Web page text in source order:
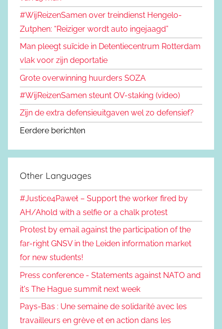
#WijReizenSamen over treindienst Hengelo-
Zutphen: “Reiziger wordt auto ingejaagd”
Man pleegt suïcide in Detentiecentrum Rotterdam
vlak voor zijn deportatie
Grote overwinning huurders SOZA
#WijReizenSamen steunt OV-staking (video)
Zijn de extra defensieuitgaven wel zo defensief?
Eerdere berichten
Other Languages
#Justice4Paweł – Support the worker fired by
AH/Ahold with a selfie or a chalk protest
Protest by email against the participation of the
far-right GNSV in the Leiden information market
for new students!
Press conference - Statements against NATO and
it's The Hague summit next week
Pays-Bas : Une semaine de solidarité avec les
travailleurs en grève et en action dans les